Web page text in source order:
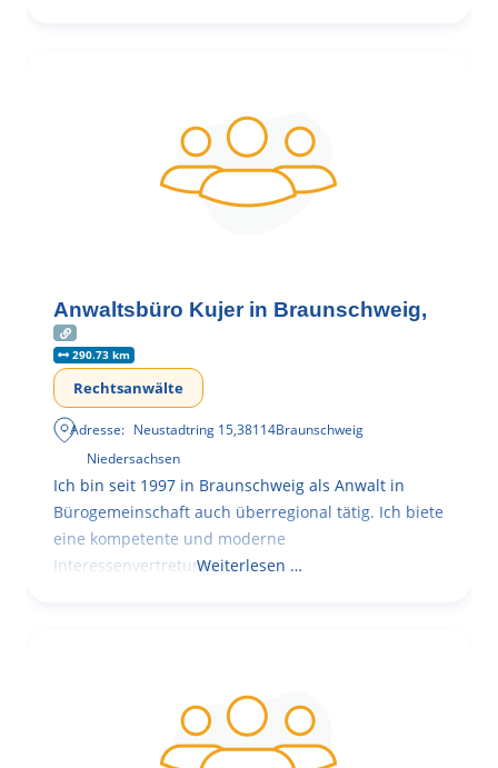
Anwaltsbüro Kujer in Braunschweig,
290.73 km
Rechtsanwälte
Adresse: Neustadtring 15,38114Braunschweig
Niedersachsen
Ich bin seit 1997 in Braunschweig als Anwalt in
Bürogemeinschaft auch überregional tätig. Ich biete
eine kompetente und moderne
Interessenvertretung,Weiterlesen …